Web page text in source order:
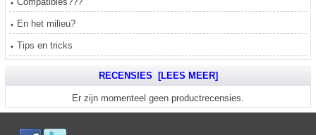
En het milieu?
Tips en tricks
RECENSIES [LEES MEER]
Er zijn momenteel geen productrecensies.